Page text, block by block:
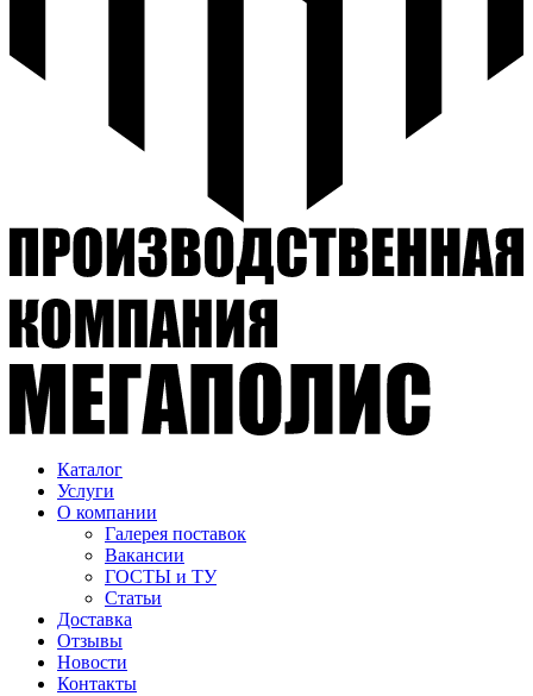
Каталог
Услуги
О компании
Галерея поставок
Вакансии
ГОСТЫ и ТУ
Статьи
Доставка
Отзывы
Новости
Контакты